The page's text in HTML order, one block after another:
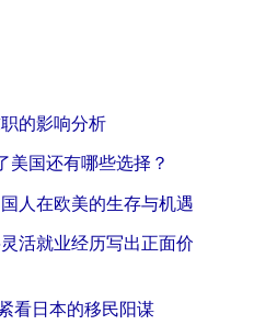
的影响分析
美国还有哪些选择？
人在欧美的生存与机遇
活就业经历写出正面价
看日本的移民阳谋